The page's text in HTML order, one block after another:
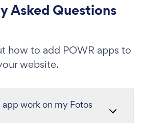
Asked Questions
how to add POWR apps to
website.
work on my Fotos